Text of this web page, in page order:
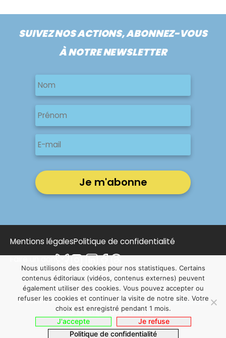
SUIVEZ NOS ACTIONS, ABONNEZ-VOUS
À NOTRE NEWSLETTER
Nom
Nom
Nom
Prénom
E-
mail
Mentions légalesPolitique de confidentialité
Faire un don
© 2025 Notre Affaire à Tous | Conçu parNOUS, Ouvert,
Utile & SimpleavecWordPress
Nous utilisons des cookies pour nos statistiques. Certains
contenus éditoriaux (vidéos, contenus externes) peuvent
également utiliser des cookies. Vous pouvez accepter ou
refuser les cookies et continuer la visite de notre site. Votre
choix est enregistré pendant 1 mois.
J'accepte
Je refuse
Politique de confidentialité